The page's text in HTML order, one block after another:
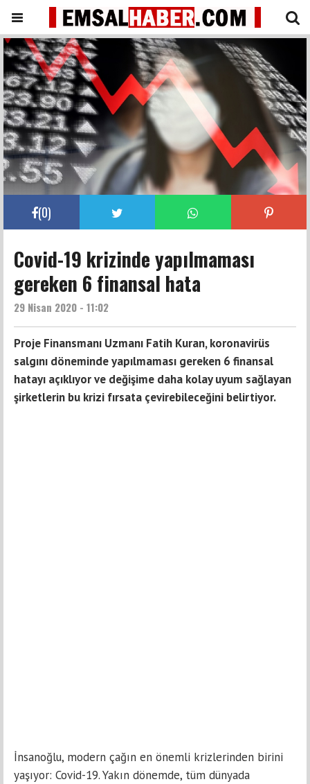
(0)
Covid-19 krizinde yapılmaması
gereken 6 finansal hata
29 Nisan 2020 - 11:02
Proje Finansmanı Uzmanı Fatih Kuran, koronavirüs
salgını döneminde yapılmaması gereken 6 finansal
hatayı açıklıyor ve değişime daha kolay uyum sağlayan
şirketlerin bu krizi fırsata çevirebileceğini belirtiyor.
İnsanoğlu, modern çağın en önemli krizlerinden birini
yaşıyor: Covid-19. Yakın dönemde, tüm dünyada